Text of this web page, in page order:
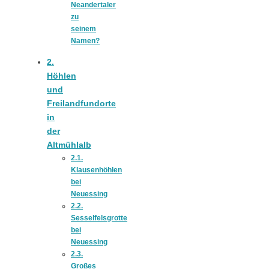
Neandertaler
zu
seinem
Namen?
2.
Höhlen
und
Freilandfundorte
in
der
Altmühlalb
2.1.
Klausenhöhlen
bei
Neuessing
2.2.
Sesselfelsgrotte
bei
Neuessing
2.3.
Großes
Ismaninger